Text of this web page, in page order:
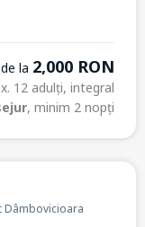
de la 2,000 RON
12 adulți, integral
, minim 2 nopți
Dâmbovicioara